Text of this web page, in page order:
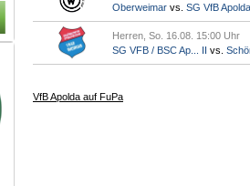
Oberweimar vs. SG VfB Apolda
Herren, So. 16.08. 15:00 Uhr
SG VFB / BSC Ap... II vs.
VfB Apolda auf FuPa